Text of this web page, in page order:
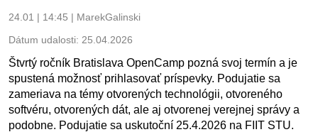
24.01 | 14:45 | MarekGalinski
Dátum udalosti: 25.04.2026
Štvrtý ročník Bratislava OpenCamp pozná svoj termín a je
spustená možnosť prihlasovať príspevky. Podujatie sa
zameriava na témy otvorených technológii, otvoreného
softvéru, otvorených dát, ale aj otvorenej verejnej správy a
podobne. Podujatie sa uskutoční 25.4.2026 na FIIT STU.